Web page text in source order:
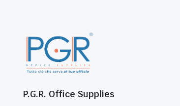
P.G.R. Office Supplies